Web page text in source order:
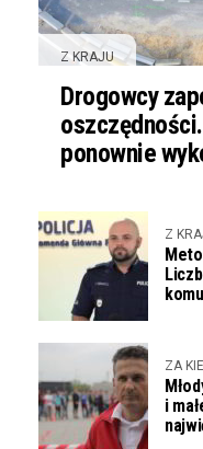
Z KRAJU
Drogowcy
ponownie
Z
ZA
i